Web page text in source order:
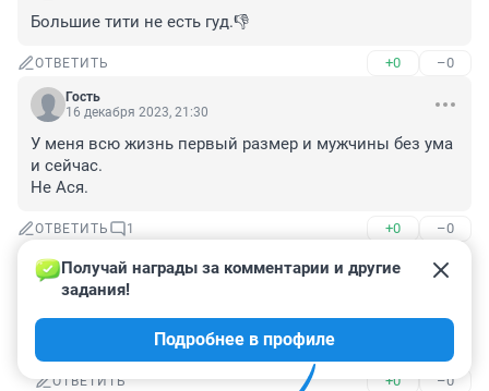
Большие тити не есть гуд.👎
ОТВЕТИТЬ +0 –0
Гость
16 декабря 2023, 21:30
У меня всю жизнь первый размер и мужчины без ума
и сейчас.
Не Ася.
ОТВЕТИТЬ 1 +0 –0
Гость
16 декабря 2023, 22:14
Элочка, нам не интересна информация о ваших
размерах. Не стоит писать под чужим ником
ОТВЕТИТЬ +0 –0
Получай награды за комментарии и другие
задания!
Подробнее в профиле